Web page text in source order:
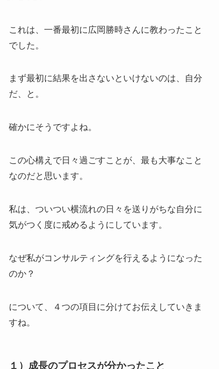
これは、一番最初に広岡勝時さんに教わったこと
でした。
まず最初に結果を出さないといけないのは、自分
だ、と。
確かにそうですよね。
この心構えで日々過ごすことが、最も大事なこと
なのだと思います。
私は、ついつい横流れの日々を送りがちな自分に
気がつく度に戒めるようにしています。
なぜ私がコンサルティングを行えるようになった
のか？
について、４つの項目に分けてお伝えしていきま
すね。
１）成長のプロセスが分かったこと